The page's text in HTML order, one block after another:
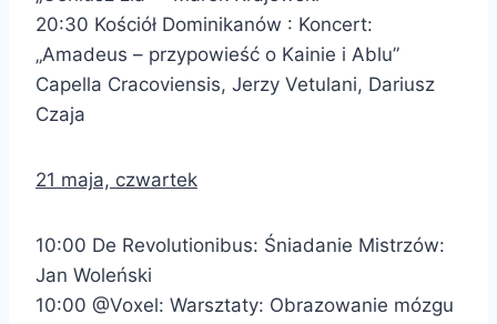
20:30 Kościół Dominikanów : Koncert:
„Amadeus – przypowieść o Kainie i Ablu”
Capella Cracoviensis, Jerzy Vetulani, Dariusz
Czaja
21 maja, czwartek
10:00 De Revolutionibus: Śniadanie Mistrzów:
Jan Woleński
10:00 @Voxel: Warsztaty: Obrazowanie mózgu